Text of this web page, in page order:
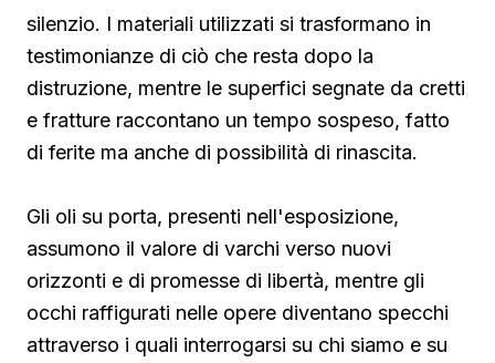
silenzio. I materiali utilizzati si trasformano in
testimonianze di ciò che resta dopo la
distruzione, mentre le superfici segnate da cretti
e fratture raccontano un tempo sospeso, fatto
di ferite ma anche di possibilità di rinascita.
Gli oli su porta, presenti nell'esposizione,
assumono il valore di varchi verso nuovi
orizzonti e di promesse di libertà, mentre gli
occhi raffigurati nelle opere diventano specchi
attraverso i quali interrogarsi su chi siamo e su